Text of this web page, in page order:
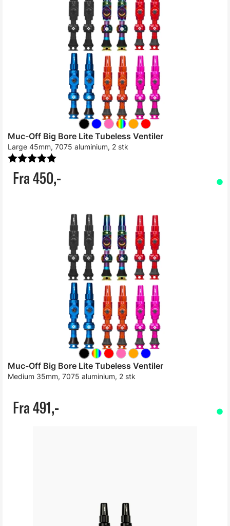
Muc-Off Big Bore Lite Tubeless Ventiler
Large 45mm, 7075 aluminium, 2 stk
Fra 450,-
Karakter:
Muc-Off Big Bore Lite Tubeless Ventiler
Medium 35mm, 7075 aluminium, 2 stk
Fra 491,-